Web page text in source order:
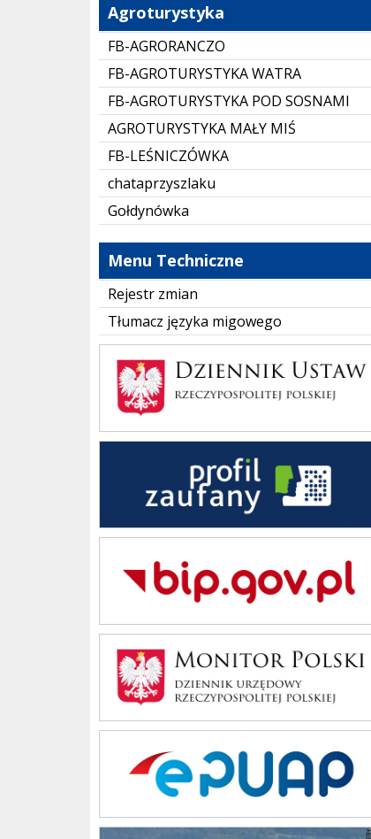
Agroturystyka
FB-AGRORANCZO
FB-AGROTURYSTYKA WATRA
FB-AGROTURYSTYKA POD SOSNAMI
AGROTURYSTYKA MAŁY MIŚ
FB-LEŚNICZÓWKA
chataprzyszlaku
Gołdynówka
Menu Techniczne
Rejestr zmian
Tłumacz języka migowego
Dziennik Polski
Zaufany Profil
Bip Gov pl
Monitor Polski
ePUAP